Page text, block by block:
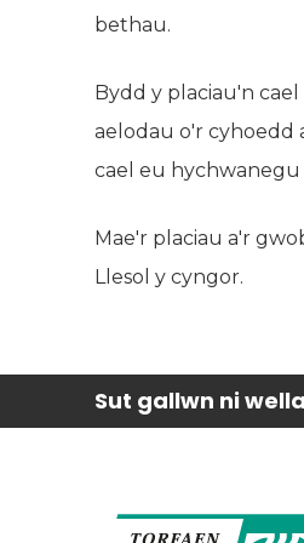
bethau.
Bydd y placiau'n
aelodau o'r cyhoedd
cael eu hychwanegu
Mae'r placiau a'r
Llesol y cyngor.
Sut gallwn ni